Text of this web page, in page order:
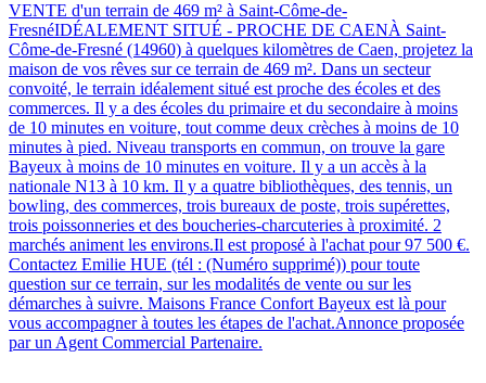
VENTE d'un terrain de 469 m² à Saint-Côme-de-
FresnéIDÉALEMENT SITUÉ - PROCHE DE CAENÀ Saint-
Côme-de-Fresné (14960) à quelques kilomètres de Caen, projetez la
maison de vos rêves sur ce terrain de 469 m². Dans un secteur
convoité, le terrain idéalement situé est proche des écoles et des
commerces. Il y a des écoles du primaire et du secondaire à moins
de 10 minutes en voiture, tout comme deux crèches à moins de 10
minutes à pied. Niveau transports en commun, on trouve la gare
Bayeux à moins de 10 minutes en voiture. Il y a un accès à la
nationale N13 à 10 km. Il y a quatre bibliothèques, des tennis, un
bowling, des commerces, trois bureaux de poste, trois supérettes,
trois poissonneries et des boucheries-charcuteries à proximité. 2
marchés animent les environs.Il est proposé à l'achat pour 97 500 €.
Contactez Emilie HUE (tél : (Numéro supprimé)) pour toute
question sur ce terrain, sur les modalités de vente ou sur les
démarches à suivre. Maisons France Confort Bayeux est là pour
vous accompagner à toutes les étapes de l'achat.Annonce proposée
par un Agent Commercial Partenaire.